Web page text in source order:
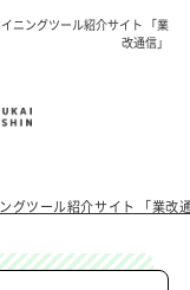
ニングツール紹介サイト 「業
改通信」
グツール紹介サイト 「業改